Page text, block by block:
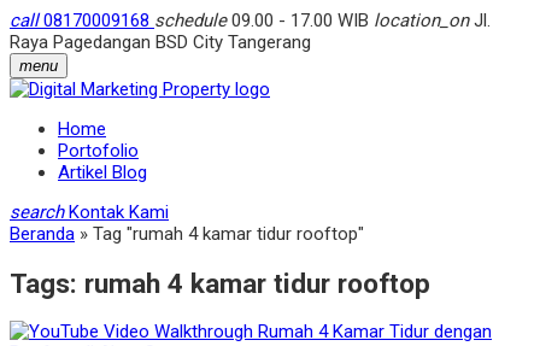
call08170009168 schedule09.00 - 17.00 WIB location_onJl.
Raya Pagedangan BSD City Tangerang
menu
Home
Portofolio
Artikel Blog
search Kontak Kami
Beranda » Tag "rumah 4 kamar tidur rooftop"
Tags: rumah 4 kamar tidur rooftop